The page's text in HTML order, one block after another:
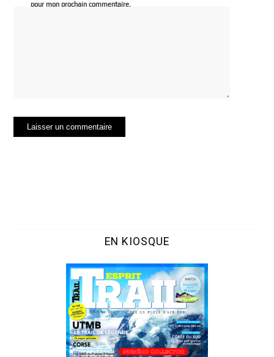
pour mon prochain commentaire.
EN KIOSQUE